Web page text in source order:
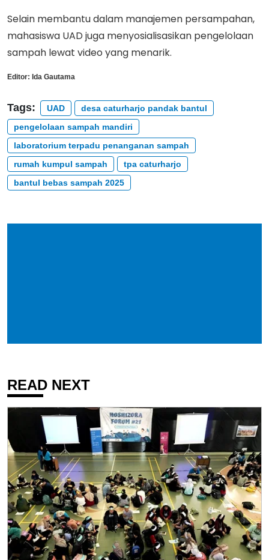
Selain membantu dalam manajemen persampahan,
mahasiswa UAD juga menyosialisasikan pengelolaan
sampah lewat video yang menarik.
Editor: Ida Gautama
Tags: UAD
desa caturharjo pandak bantul
pengelolaan sampah mandiri
laboratorium terpadu penanganan sampah
rumah kumpul sampah
tpa caturharjo
bantul bebas sampah 2025
READ NEXT